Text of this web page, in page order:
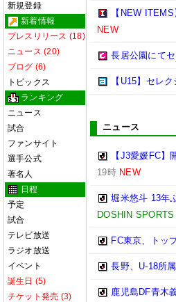
新規登録
新着情報
プレスリリース (18)
ニュース (20)
ブログ (6)
トピックス
ランキング
ニュース
試合
ファンサイト
選手公式
著名人
日程
予定
試合
テレビ放送
ラジオ放送
イベント
誕生日 (5)
チケット発売 (3)
【NEW
NEW
長居公園にて
【U15】セレ
ニュース
【J3愛媛FC
19時 NEW
堀米悠斗 13年
DOSHIN SPORTS
FC東京、トッ
長野、U-18所
鹿児島DF青木